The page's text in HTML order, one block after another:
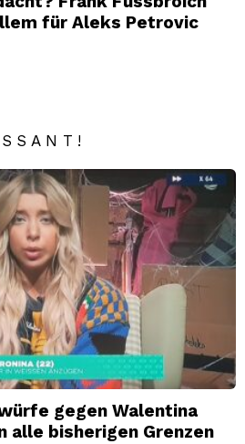
für Aleks Petrovic
gegen Walentina
alle bisherigen Grenzen